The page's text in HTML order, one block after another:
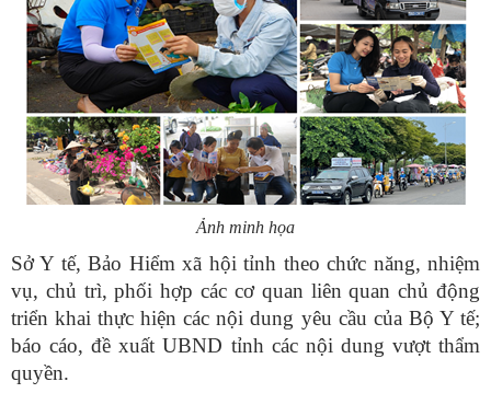
Ảnh minh họa
Sở Y tế, Bảo Hiểm xã hội tỉnh theo chức năng, nhiệm
vụ, chủ trì, phối hợp các cơ quan liên quan chủ động
triển khai thực hiện các nội dung yêu cầu của Bộ Y tế;
báo cáo, đề xuất UBND tỉnh các nội dung vượt thẩm
quyền.